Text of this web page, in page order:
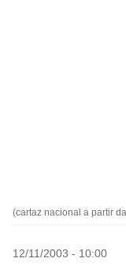
(cartaz nacional a partir
12/11/2003 - 10:00